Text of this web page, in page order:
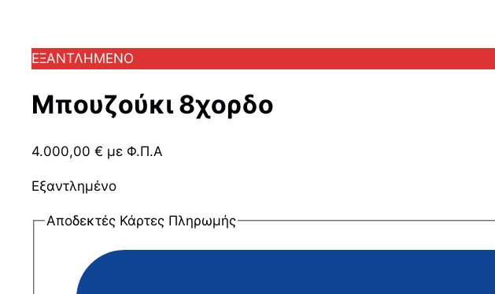
ΕΞΑΝΤΛΗΜΕΝΟ
Μπουζούκι 8χορδο
4.000,00 € με Φ.Π.Α
Εξαντλημένο
Αποδεκτές Κάρτες Πληρωμής